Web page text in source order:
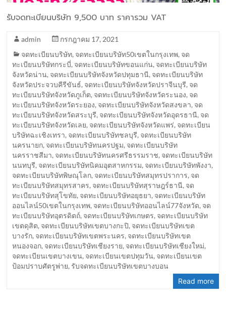
รับจดทะเบียนบริษัท 9,500 บาท ราคารวม VAT
admin
กรกฎาคม 17, 2021
จดทะเบียนบริษัท, จดทะเบียนบริษัท50เขตในกรุงเทพ, จด
ทะเบียนบริษัทกระบี่, จดทะเบียนบริษัทขอนแก่น, จดทะเบียนบริษัท
จังหวัดน่าน, จดทะเบียนบริษัทจังหวัดปทุมธานี, จดทะเบียนบริษัท
จังหวัดประจวบคีรีขันธ์, จดทะเบียนบริษัทจังหวัดปราจีนบุรี, จด
ทะเบียนบริษัทจังหวัดภูเก็ต, จดทะเบียนบริษัทจังหวัดระนอง, จด
ทะเบียนบริษัทจังหวัดระยอง, จดทะเบียนบริษัทจังหวัดสงขลา, จด
ทะเบียนบริษัทจังหวัดสระบุรี, จดทะเบียนบริษัทจังหวัดอุดรธานี, จด
ทะเบียนบริษัทจังหวัดเลย, จดทะเบียนบริษัทจังหวัดแพร่, จดทะเบียน
บริษัทฉะเชิงเทรา, จดทะเบียนบริษัทชลบุรี, จดทะเบียนบริษัท
นครนายก, จดทะเบียนบริษัทนครปฐม, จดทะเบียนบริษัท
นครราชสีมา, จดทะเบียนบริษัทนครศรีธรรมราช, จดทะเบียนบริษัท
นนทบุรี, จดทะเบียนบริษัทนิคมอุตสาหกรรม, จดทะเบียนบริษัทพังงา,
จดทะเบียนบริษัทพิษณุโลก, จดทะเบียนบริษัทสมุทรปราการ, จด
ทะเบียนบริษัทสมุทรสาคร, จดทะเบียนบริษัทสุราษฎร์ธานี, จด
ทะเบียนบริษัทสุโขทัย, จดทะเบียนบริษัทอยุธยา, จดทะเบียนบริษัท
ออนไลน์50เขตในกรุงเทพ, จดทะเบียนบริษัทออนไลน์77จังหวัด, จด
ทะเบียนบริษัทอุตรดิตถ์, จดทะเบียนบริษัทเกษตร, จดทะเบียนบริษัท
เขตดุสิต, จดทะเบียนบริษัทเขตบางกะปิ, จดทะเบียนบริษัทเขต
บางรัก, จดทะเบียนบริษัทเขตพระนคร, จดทะเบียนบริษัทเขต
หนองจอก, จดทะเบียนบริษัทเชียงราย, จดทะเบียนบริษัทเชียงใหม่,
จดทะเบียนเขตบางเขน, จดทะเบียนเขตปทุมวัน, จดทะเบียนเขต
ป้อมปราบศัตรูพ่าย, รับจดทะเบียนบริษัทเขตบางบอน
Read more